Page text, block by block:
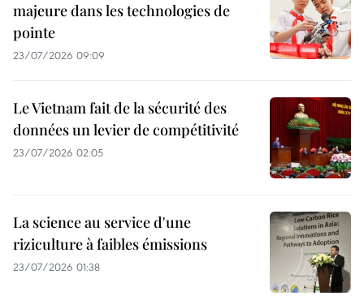
majeure dans les technologies de
pointe
23/07/2026 09:09
Le Vietnam fait de la sécurité des
données un levier de compétitivité
23/07/2026 02:05
La science au service d'une
riziculture à faibles émissions
23/07/2026 01:38